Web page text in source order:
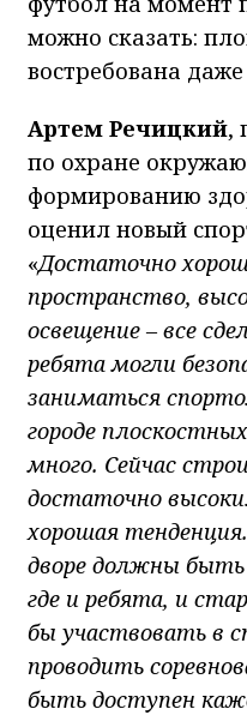
можно сказать:
востребована
Артем Речицкий,
по охране
формированию
оценил новый
«Достаточно
пространство,
освещение – все
ребята могли
заниматься
городе
много. Сейчас
достаточно
хорошая
дворе должны
где и ребята, и
бы участвовать в
проводить
быть доступен